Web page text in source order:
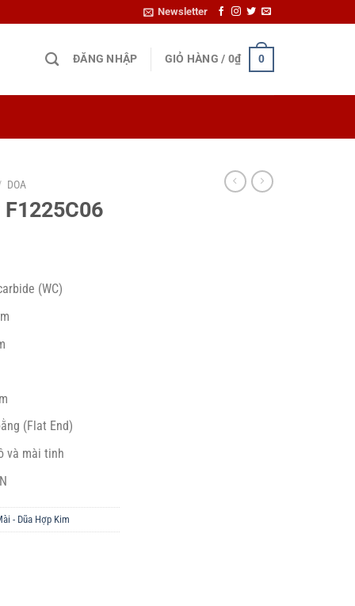
Newsletter
ĐĂNG NHẬP GIỎ HÀNG / 0₫ 0
DOA
(WC)
(Flat End)
và mài tinh
- Dũa Hợp Kim